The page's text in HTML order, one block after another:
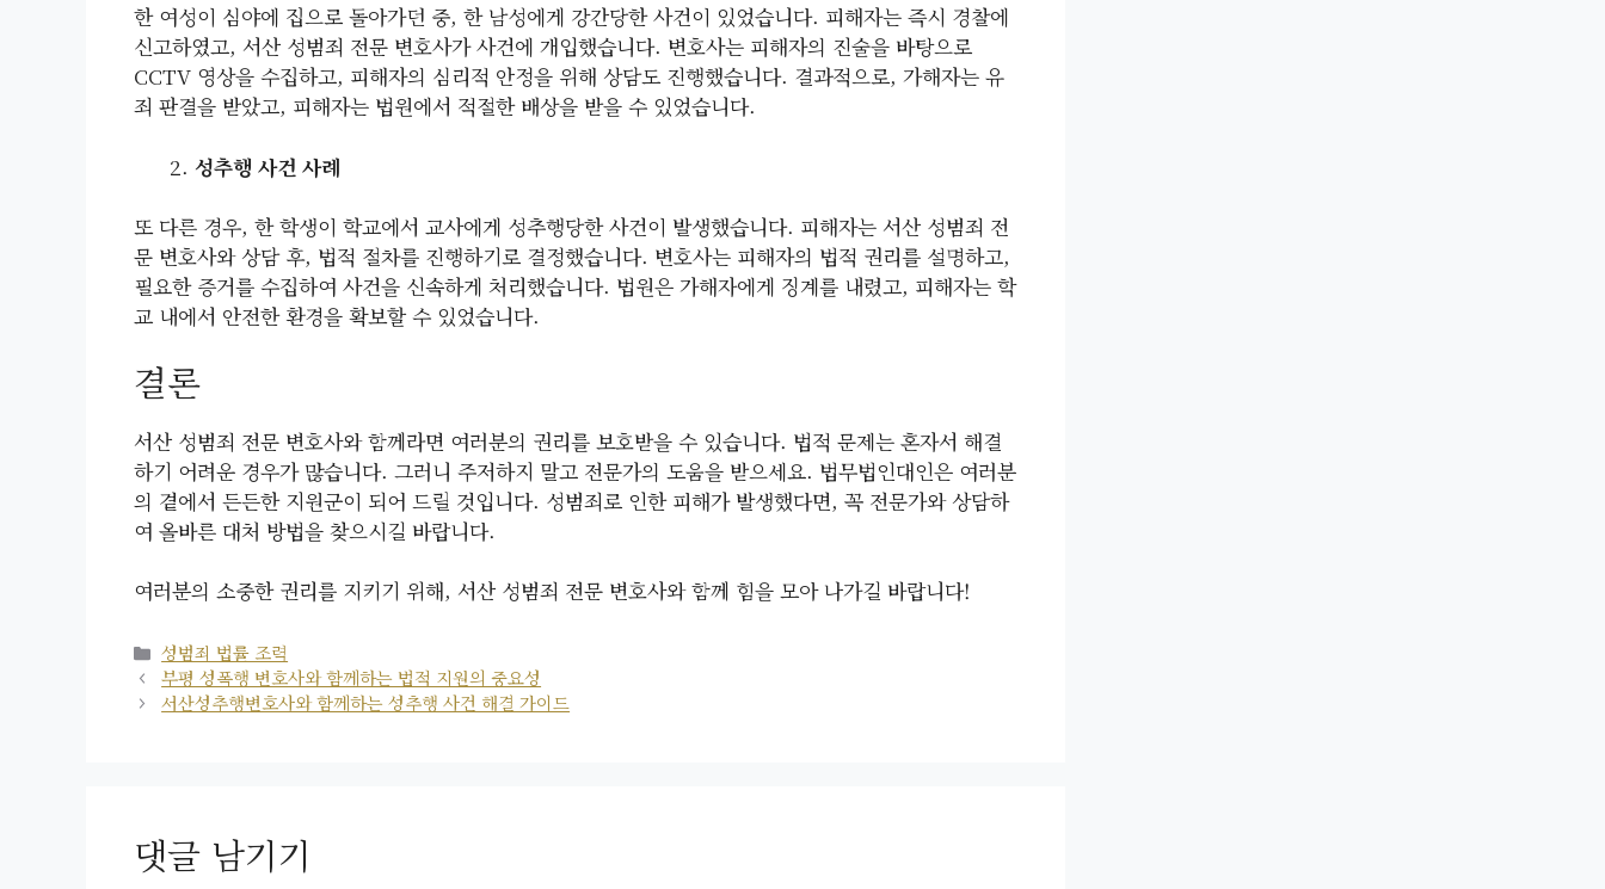
한 여성이 심야에 집으로 돌아가던 중, 한 남성에게 강간당한 사건이 있었습니다. 피해자는 즉시 경찰에
신고하였고, 서산 성범죄 전문 변호사가 사건에 개입했습니다. 변호사는 피해자의 진술을 바탕으로
CCTV 영상을 수집하고, 피해자의 심리적 안정을 위해 상담도 진행했습니다. 결과적으로, 가해자는 유
죄 판결을 받았고, 피해자는 법원에서 적절한 배상을 받을 수 있었습니다.
성추행 사건 사례
또 다른 경우, 한 학생이 학교에서 교사에게 성추행당한 사건이 발생했습니다. 피해자는 서산 성범죄 전
문 변호사와 상담 후, 법적 절차를 진행하기로 결정했습니다. 변호사는 피해자의 법적 권리를 설명하고,
필요한 증거를 수집하여 사건을 신속하게 처리했습니다. 법원은 가해자에게 징계를 내렸고, 피해자는 학
교 내에서 안전한 환경을 확보할 수 있었습니다.
결론
서산 성범죄 전문 변호사와 함께라면 여러분의 권리를 보호받을 수 있습니다. 법적 문제는 혼자서 해결
하기 어려운 경우가 많습니다. 그러니 주저하지 말고 전문가의 도움을 받으세요. 법무법인대인은 여러분
의 곁에서 든든한 지원군이 되어 드릴 것입니다. 성범죄로 인한 피해가 발생했다면, 꼭 전문가와 상담하
여 올바른 대처 방법을 찾으시길 바랍니다.
여러분의 소중한 권리를 지키기 위해, 서산 성범죄 전문 변호사와 함께 힘을 모아 나가길 바랍니다!
카
테
고
성범죄 법률 조력
부평 성폭행 변호사와 함께하는 법적 지원의 중요성
서산성추행변호사와 함께하는 성추행 사건 해결 가이드
댓글 남기기